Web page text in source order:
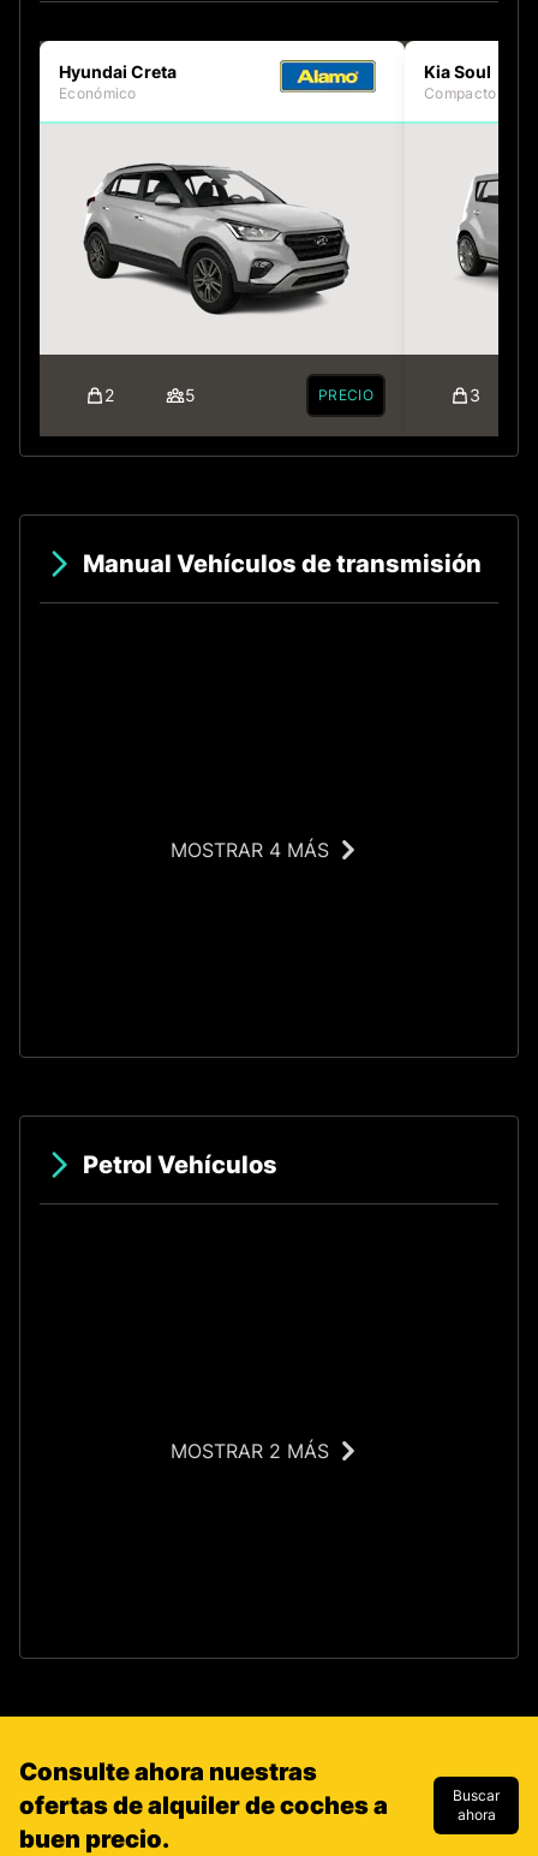
Hyundai Creta
Económico
2 5 PRECIO
Kia Soul
Compacto
3
Manual Vehículos de transmisión
MOSTRAR 4 MÁS
Petrol Vehículos
MOSTRAR 2 MÁS
Consulte ahora nuestras
ofertas de alquiler de coches a
buen precio.
Buscar
ahora